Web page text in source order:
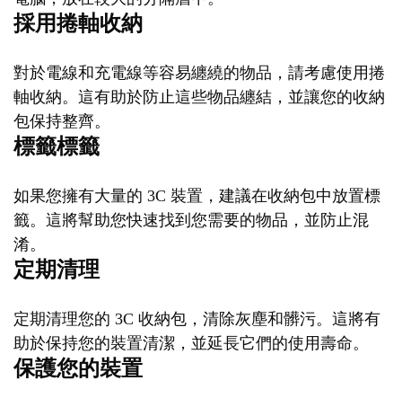
採用捲軸收納
對於電線和充電線等容易纏繞的物品，請考慮使用捲
軸收納。這有助於防止這些物品纏結，並讓您的收納
包保持整齊。
標籤標籤
如果您擁有大量的 3C 裝置，建議在收納包中放置標
籤。這將幫助您快速找到您需要的物品，並防止混
淆。
定期清理
定期清理您的 3C 收納包，清除灰塵和髒污。這將有
助於保持您的裝置清潔，並延長它們的使用壽命。
保護您的裝置